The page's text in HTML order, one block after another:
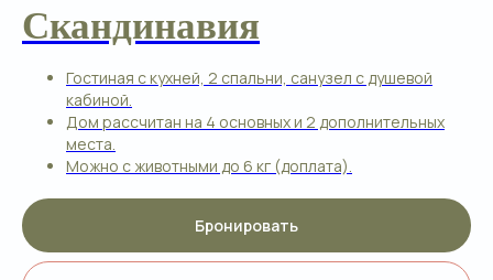
Скандинавия
Гостиная с кухней, 2 спальни, санузел с душевой
кабиной.
Дом рассчитан на 4 основных и 2 дополнительных
места.
Можно с животными до 6 кг (доплата).
Бронировать
где на ваших глазах будут
приготовлены мясо или овощи на